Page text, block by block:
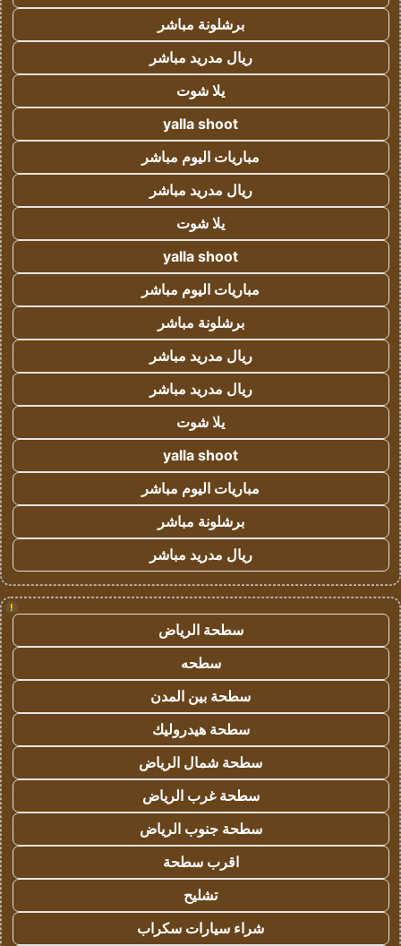
برشلونة مباشر
ريال مدريد مباشر
يلا شوت
yalla shoot
مباريات اليوم مباشر
ريال مدريد مباشر
يلا شوت
yalla shoot
مباريات اليوم مباشر
برشلونة مباشر
ريال مدريد مباشر
ريال مدريد مباشر
يلا شوت
yalla shoot
مباريات اليوم مباشر
برشلونة مباشر
ريال مدريد مباشر
!
سطحة الرياض
سطحه
سطحة بين المدن
سطحة هيدروليك
سطحة شمال الرياض
سطحة غرب الرياض
سطحة جنوب الرياض
اقرب سطحة
تشليح
شراء سيارات سكراب